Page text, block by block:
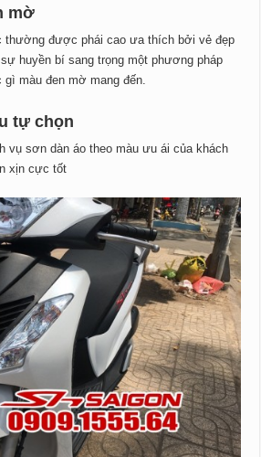
mờ
thường được phái cao ưa thích bởi vẻ đẹp
huyền bí sang trọng một phương pháp
màu đen mờ mang đến.
tự chọn
vụ sơn dàn áo theo màu ưu ái của khách
xịn cực tốt